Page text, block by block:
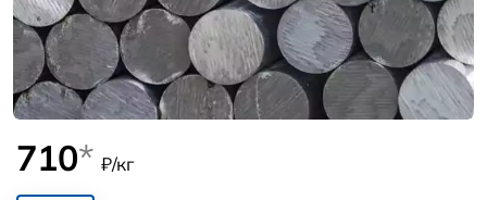
710* ₽/кг